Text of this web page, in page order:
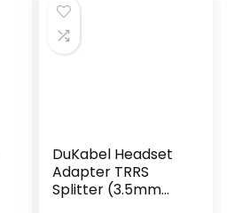
DuKabel Headset
Adapter TRRS
Splitter (3.5mm